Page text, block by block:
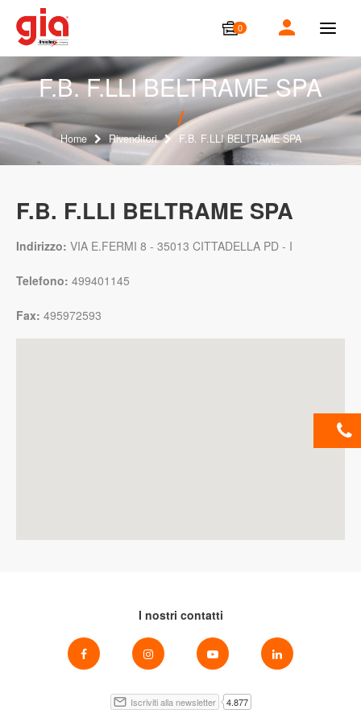
0
T
g
g
l
n
a
v
i
F.B. F.LLI BELTRAME SPA
Home Rivenditori F.B. F.LLI BELTRAME SPA
F.B. F.LLI BELTRAME SPA
Indirizzo: VIA E.FERMI 8 - 35013 CITTADELLA PD - I
Telefono: 499401145
Fax: 495972593
I nostri contatti